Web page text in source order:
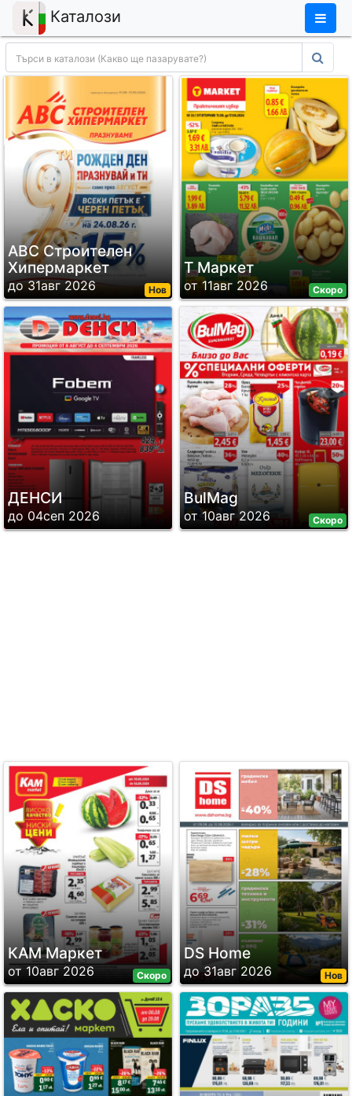
Каталози ×
Нов
ABC Строителен
Хипермаркет
до 31авг 2026 Скоро
Т Маркет
от 11авг 2026
ДЕНСИ
до 04сеп 2026 Скоро
BulMag
от 10авг 2026
Скоро
КАМ Маркет
от 10авг 2026 Нов
DS Home
до 31авг 2026